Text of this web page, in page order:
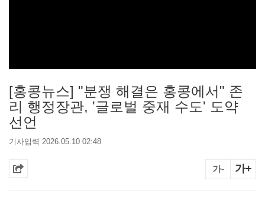
[홍콩뉴스] "분쟁 해결은 홍콩에서" 존
리 행정장관, '글로벌 중재 수도' 도약
선언
기사입력 2026.05.10 02:48
가- 가+